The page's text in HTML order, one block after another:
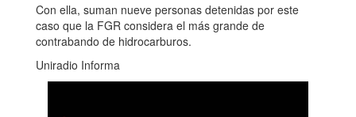
Con ella, suman nueve personas detenidas por este
caso que la FGR considera el más grande de
contrabando de hidrocarburos.
Uniradio Informa